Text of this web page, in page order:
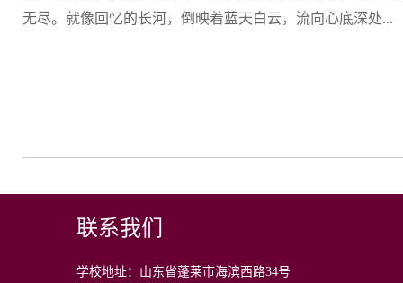
无尽。就像回忆的长河，倒映着蓝天白云，流向心底深处...
联系我们
学校地址：山东省蓬莱市海滨西路34号